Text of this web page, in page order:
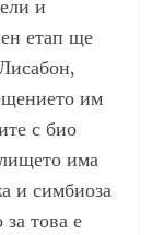
и
етап ще
им
с био
има
и симбиоза
за това е